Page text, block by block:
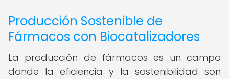
Producción Sostenible de
Fármacos con Biocatalizadores
La producción de fármacos es un campo
donde la eficiencia y la sostenibilidad son